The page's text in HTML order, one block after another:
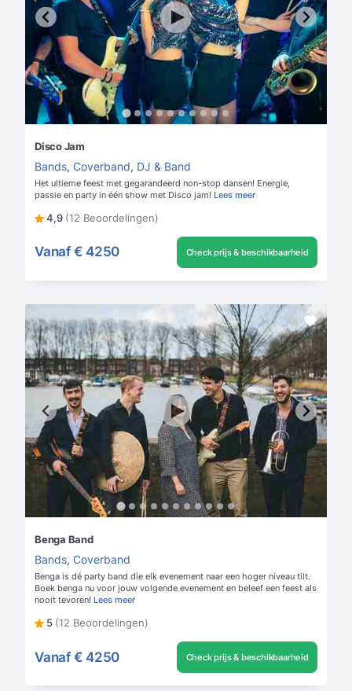
Disco Jam
Bands, Coverband, DJ & Band
Het ultieme feest met gegarandeerd non-stop dansen! Energie,
passie en party in één show met Disco jam! Lees meer
4,9 (12 Beoordelingen)
Vanaf € 4250 Check prijs & beschikbaarheid
Benga Band
Bands, Coverband
Benga is dé party band die elk evenement naar een hoger niveau tilt.
Boek benga nu voor jouw volgende evenement en beleef een feest als
nooit tevoren! Lees meer
5 (12 Beoordelingen)
Vanaf € 4250 Check prijs & beschikbaarheid